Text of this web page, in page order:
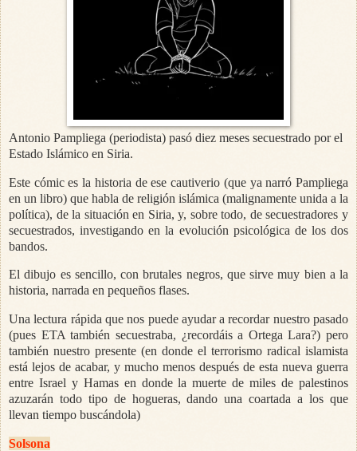
Antonio Pampliega (periodista) pasó diez meses secuestrado por el
Estado Islámico en Siria.
Este cómic es la historia de ese cautiverio (que ya narró Pampliega
en un libro) que habla de religión islámica (malignamente unida a la
política), de la situación en Siria, y, sobre todo, de secuestradores y
secuestrados, investigando en la evolución psicológica de los dos
bandos.
El dibujo es sencillo, con brutales negros, que sirve muy bien a la
historia, narrada en pequeños flases.
Una lectura rápida que nos puede ayudar a recordar nuestro pasado
(pues ETA también secuestraba, ¿recordáis a Ortega Lara?) pero
también nuestro presente (en donde el terrorismo radical islamista
está lejos de acabar, y mucho menos después de esta nueva guerra
entre Israel y Hamas en donde la muerte de miles de palestinos
azuzarán todo tipo de hogueras, dando una coartada a los que
llevan tiempo buscándola)
Solsona